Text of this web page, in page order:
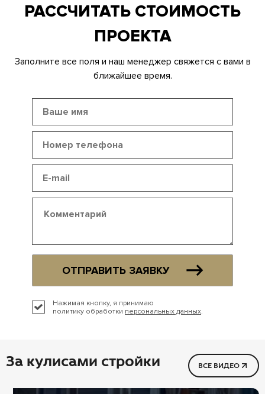
РАССЧИТАТЬ СТОИМОСТЬ
ПРОЕКТА
Заполните все поля и наш менеджер свяжется с вами в
ближайшее время.
ОТПРАВИТЬ ЗАЯВКУ
Нажимая кнопку, я принимаю
политику обработки персональных данных.
За кулисами стройки ВСЕ ВИДЕО